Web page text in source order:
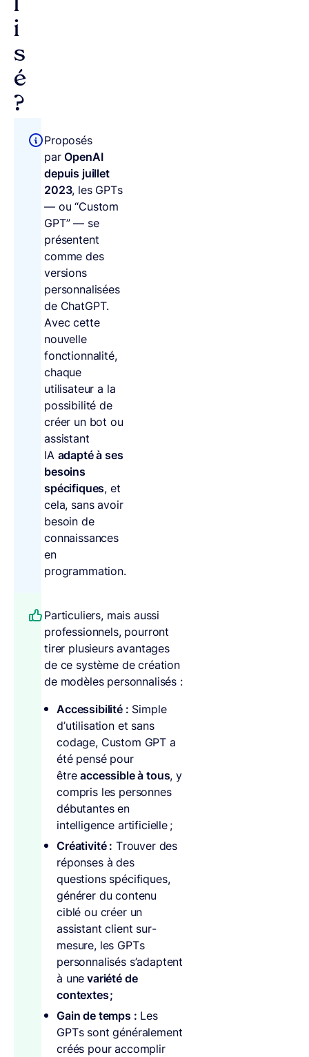
l
i
s
é
?
Proposés
parOpenAI
depuis juillet
2023, les GPTs
— ou “Custom
GPT” — se
présentent
comme des
versions
personnalisées
de ChatGPT.
Avec cette
nouvelle
fonctionnalité,
chaque
utilisateur a la
possibilité de
créer un bot ou
assistant
IA adapté à ses
besoins
spécifiques, et
cela, sans avoir
besoin de
connaissances
en
programmation.
Particuliers, mais aussi
professionnels, pourront
tirer plusieurs avantages
de ce système de création
de modèles personnalisés :
Accessibilité : Simple
d’utilisation et sans
codage, Custom GPT a
été pensé pour
êtreaccessible à tous, y
compris les personnes
débutantes en
intelligence artificielle ;
Créativité : Trouver des
réponses à des
questions spécifiques,
générer du contenu
ciblé ou créer un
assistant client sur-
mesure, les GPTs
personnalisés s’adaptent
à une variété de
contextes ;
Gain de temps : Les
GPTs sont généralement
créés pour accomplir